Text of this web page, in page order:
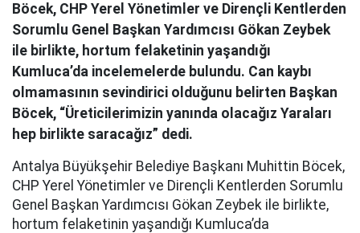
Böcek, CHP Yerel Yönetimler ve Dirençli Kentlerden
Sorumlu Genel Başkan Yardımcısı Gökan Zeybek
ile birlikte, hortum felaketinin yaşandığı
Kumluca’da incelemelerde bulundu. Can kaybı
olmamasının sevindirici olduğunu belirten Başkan
Böcek, “Üreticilerimizin yanında olacağız Yaraları
hep birlikte saracağız” dedi.
Antalya Büyükşehir Belediye Başkanı Muhittin Böcek,
CHP Yerel Yönetimler ve Dirençli Kentlerden Sorumlu
Genel Başkan Yardımcısı Gökan Zeybek ile birlikte,
hortum felaketinin yaşandığı Kumluca’da